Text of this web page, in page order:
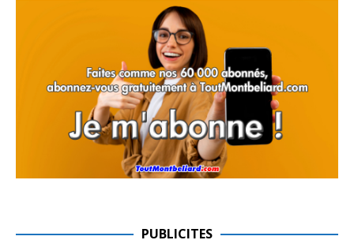
PUBLICITES